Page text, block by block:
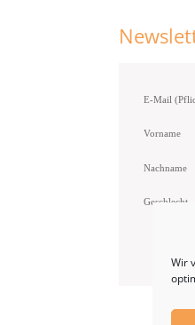
Wir
Vorname
Nachname
Geschlecht